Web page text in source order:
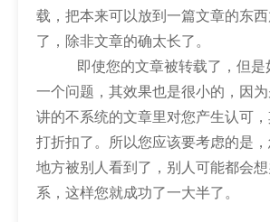
载，把本来可以放到一篇文章的东
了，除非文章的确太长了。
即使您的文章被转载了，但是
一个问题，其效果也是很小的，因
讲的不系统的文章里对您产生认可
打折扣了。所以您应该要考虑的是
地方被别人看到了，别人可能都会
系，这样您就成功了一大半了。